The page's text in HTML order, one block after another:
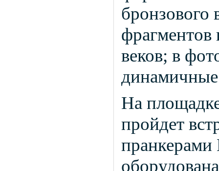
бронзового
веков; в
На
пройдет
пранкерами